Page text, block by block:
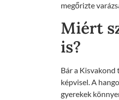
megőrizte
Miért
is?
Bár a
képvisel. A
gyerekek